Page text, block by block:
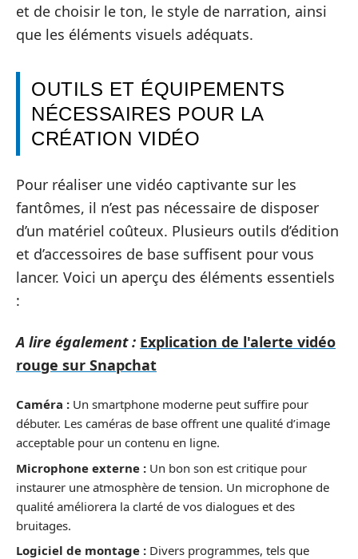
et de choisir le ton, le style de narration, ainsi
que les éléments visuels adéquats.
OUTILS ET ÉQUIPEMENTS
NÉCESSAIRES POUR LA
CRÉATION VIDÉO
Pour réaliser une vidéo captivante sur les
fantômes, il n’est pas nécessaire de disposer
d’un matériel coûteux. Plusieurs outils d’édition
et d’accessoires de base suffisent pour vous
lancer. Voici un aperçu des éléments essentiels
:
A lire également : Explication de l'alerte vidéo
rouge sur Snapchat
Caméra : Un smartphone moderne peut suffire pour
débuter. Les caméras de base offrent une qualité d’image
acceptable pour un contenu en ligne.
Microphone externe : Un bon son est critique pour
instaurer une atmosphère de tension. Un microphone de
qualité améliorera la clarté de vos dialogues et des
bruitages.
Logiciel de montage : Divers programmes, tels que